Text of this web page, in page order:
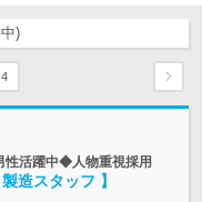
)
4
活躍中◆人物重視採用
造スタッフ 】